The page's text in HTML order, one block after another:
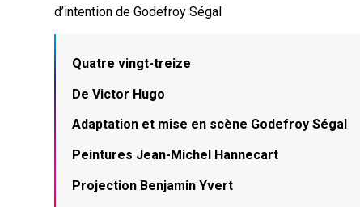
d’intention de Godefroy Ségal
Quatre vingt-treize
De Victor Hugo
Adaptation et mise en scène Godefroy Ségal
Peintures Jean-Michel Hannecart
Projection Benjamin Yvert